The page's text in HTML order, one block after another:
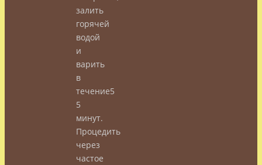
залить
горячей
водой
и
варить
в
течение5
5
минут.
Процедить
через
частое